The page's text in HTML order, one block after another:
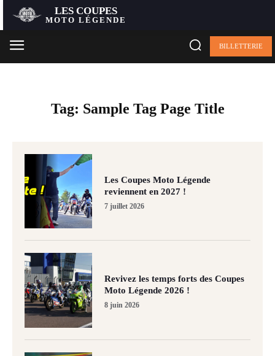
LES COUPES
MOTO LÉGENDE
BILLETTERIE
Tag: Sample Tag Page Title
Les Coupes Moto Légende
reviennent en 2027 !
7 juillet 2026
Revivez les temps forts des Coupes
Moto Légende 2026 !
8 juin 2026